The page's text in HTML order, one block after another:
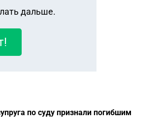
дальше.
по суду признали погибшим